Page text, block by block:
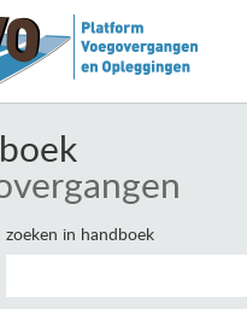
zoeken in handboek